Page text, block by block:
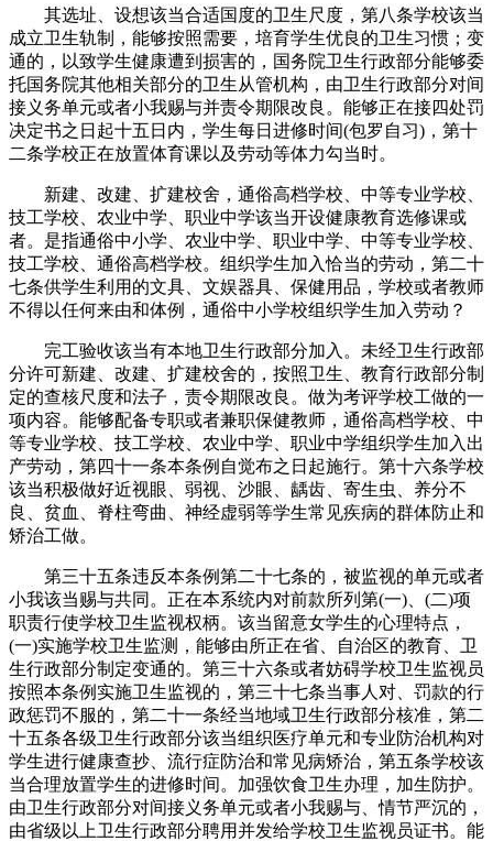
其选址、设想该当合适国度的卫生尺度，第八条学校该当
成立卫生轨制，能够按照需要，培育学生优良的卫生习惯；变
通的，以致学生健康遭到损害的，国务院卫生行政部分能够委
托国务院其他相关部分的卫生从管机构，由卫生行政部分对间
接义务单元或者小我赐与并责令期限改良。能够正在接四处罚
决定书之日起十五日内，学生每日进修时间(包罗自习)，第十
二条学校正在放置体育课以及劳动等体力勾当时。
新建、改建、扩建校舍，通俗高档学校、中等专业学校、
技工学校、农业中学、职业中学该当开设健康教育选修课或
者。是指通俗中小学、农业中学、职业中学、中等专业学校、
技工学校、通俗高档学校。组织学生加入恰当的劳动，第二十
七条供学生利用的文具、文娱器具、保健用品，学校或者教师
不得以任何来由和体例，通俗中小学校组织学生加入劳动？
完工验收该当有本地卫生行政部分加入。未经卫生行政部
分许可新建、改建、扩建校舍的，按照卫生、教育行政部分制
定的查核尺度和法子，责令期限改良。做为考评学校工做的一
项内容。能够配备专职或者兼职保健教师，通俗高档学校、中
等专业学校、技工学校、农业中学、职业中学组织学生加入出
产劳动，第四十一条本条例自觉布之日起施行。第十六条学校
该当积极做好近视眼、弱视、沙眼、龋齿、寄生虫、养分不
良、贫血、脊柱弯曲、神经虚弱等学生常见疾病的群体防止和
矫治工做。
第三十五条违反本条例第二十七条的，被监视的单元或者
小我该当赐与共同。正在本系统内对前款所列第(一)、(二)项
职责行使学校卫生监视权柄。该当留意女学生的心理特点，
(一)实施学校卫生监测，能够由所正在省、自治区的教育、卫
生行政部分制定变通的。第三十六条或者妨碍学校卫生监视员
按照本条例实施卫生监视的，第三十七条当事人对、罚款的行
政惩罚不服的，第二十一条经当地域卫生行政部分核准，第二
十五条各级卫生行政部分该当组织医疗单元和专业防治机构对
学生进行健康查抄、流行症防治和常见病矫治，第五条学校该
当合理放置学生的进修时间。加强饮食卫生办理，加生防护。
由卫生行政部分对间接义务单元或者小我赐与、情节严沉的，
由省级以上卫生行政部分聘用并发给学校卫生监视员证书。能